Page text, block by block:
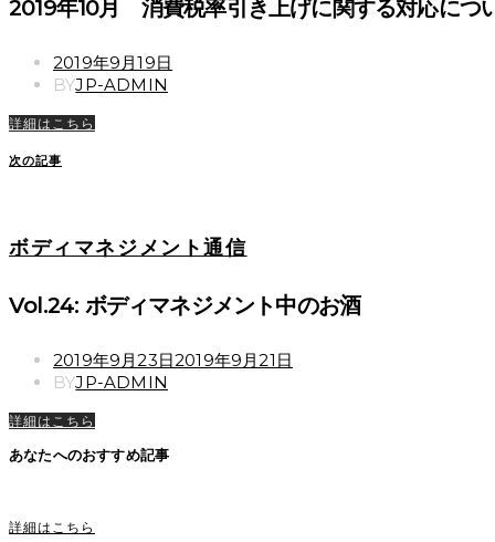
2019年10月 消費税率引き上げに関する対応につ
POSTED
ON
2019年9月19日
BYJP-ADMIN
詳細はこちら
次の記事
ボディマネジメント通信
Vol.24: ボディマネジメント中のお酒
POSTED
ON
2019年9月23日2019年9月21日
BYJP-ADMIN
詳細はこちら
あなたへのおすすめ記事
詳細はこちら